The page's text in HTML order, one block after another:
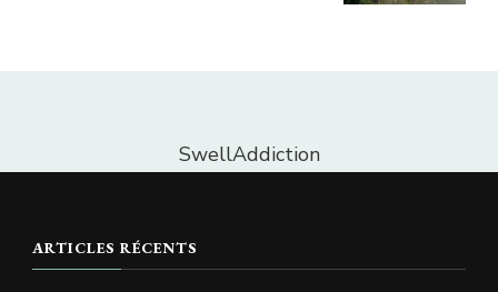
SwellAddiction
ARTICLES RÉCENTS